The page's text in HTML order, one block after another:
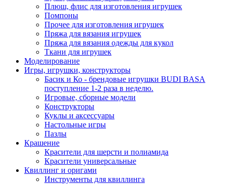
Плюш, флис для изготовления игрушек
Помпоны
Прочее для изготовления игрушек
Пряжа для вязания игрушек
Пряжа для вязания одежды для кукол
Ткани для игрушек
Моделирование
Игры, игрушки, конструкторы
Басик и Ко - брендовые игрушки BUDI BASA
поступление 1-2 раза в неделю.
Игровые, сборные модели
Конструкторы
Куклы и аксессуары
Настольные игры
Пазлы
Крашение
Красители для шерсти и полиамида
Красители универсальные
Квиллинг и оригами
Инструменты для квиллинга